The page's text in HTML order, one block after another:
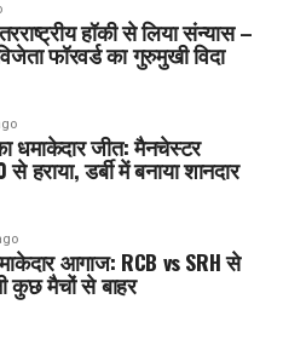
हॉकी से लिया संन्यास –
फॉरवर्ड का गुरुमुखी विदा
धमाकेदार जीत: मैनचेस्टर
हराया, डर्बी में बनाया शानदार
आगाज: RCB vs SRH से
कुछ मैचों से बाहर